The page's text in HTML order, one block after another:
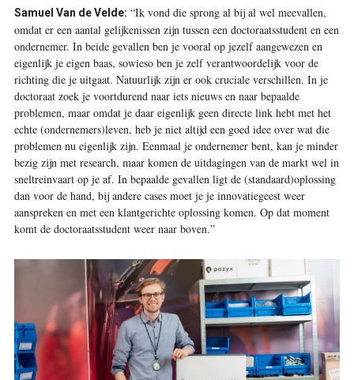
Samuel Van de Velde: “Ik vond die sprong al bij al wel meevallen,
omdat er een aantal gelijkenissen zijn tussen een doctoraatsstudent en een
ondernemer. In beide gevallen ben je vooral op jezelf aangewezen en
eigenlijk je eigen baas, sowieso ben je zelf verantwoordelijk voor de
richting die je uitgaat. Natuurlijk zijn er ook cruciale verschillen. In je
doctoraat zoek je voortdurend naar iets nieuws en naar bepaalde
problemen, maar omdat je daar eigenlijk geen directe link hebt met het
echte (ondernemers)leven, heb je niet altijd een goed idee over wat die
problemen nu eigenlijk zijn. Eenmaal je ondernemer bent, kan je minder
bezig zijn met research, maar komen de uitdagingen van de markt wel in
sneltreinvaart op je af. In bepaalde gevallen ligt de (standaard)oplossing
dan voor de hand, bij andere cases moet je je innovatiegeest weer
aanspreken en met een klantgerichte oplossing komen. Op dat moment
komt de doctoraatsstudent weer naar boven.”